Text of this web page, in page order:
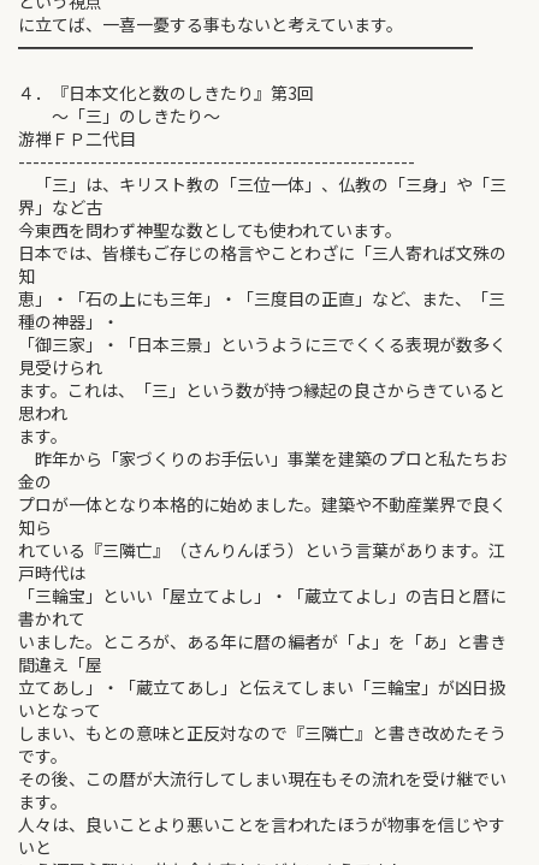
に立てば、一喜一憂する事もないと考えています。
━━━━━━━━━━━━━━━━━━━━━━━━━━━
４．『日本文化と数のしきたり』第3回
～「三」のしきたり～
游禅ＦＰ二代目
-------------------------------------------------------
「三」は、キリスト教の「三位一体」、仏教の「三身」や「三
界」など古
今東西を問わず神聖な数としても使われています。
日本では、皆様もご存じの格言やことわざに「三人寄れば文殊の
知
恵」・「石の上にも三年」・「三度目の正直」など、また、「三
種の神器」・
「御三家」・「日本三景」というように三でくくる表現が数多く
見受けられ
ます。これは、「三」という数が持つ縁起の良さからきていると
思われ
ます。
昨年から「家づくりのお手伝い」事業を建築のプロと私たちお
金の
プロが一体となり本格的に始めました。建築や不動産業界で良く
知ら
れている『三隣亡』（さんりんぼう）という言葉があります。江
戸時代は
「三輪宝」といい「屋立てよし」・「蔵立てよし」の吉日と暦に
書かれて
いました。ところが、ある年に暦の編者が「よ」を「あ」と書き
間違え「屋
立てあし」・「蔵立てあし」と伝えてしまい「三輪宝」が凶日扱
いとなって
しまい、もとの意味と正反対なので『三隣亡』と書き改めたそう
です。
その後、この暦が大流行してしまい現在もその流れを受け継でい
ます。
人々は、良いことより悪いことを言われたほうが物事を信じやす
いと